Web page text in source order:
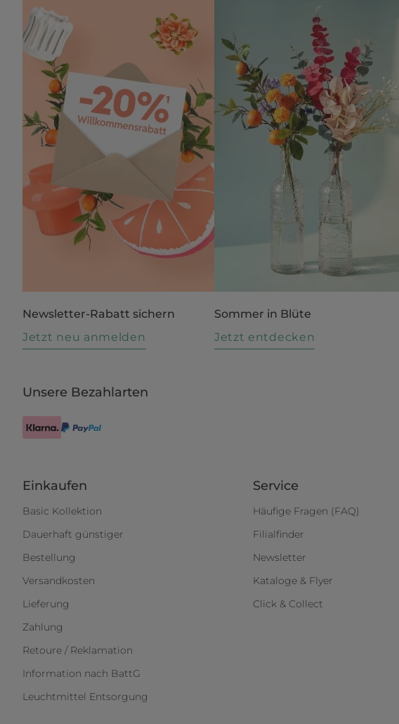
Newsletter-Rabatt sichern
Jetzt neu anmelden
Sommer in Blüte
Jetzt entdecken
Unsere Bezahlarten
Einkaufen
Basic Kollektion
Dauerhaft günstiger
Bestellung
Versandkosten
Lieferung
Zahlung
Retoure / Reklamation
Information nach BattG
Leuchtmittel Entsorgung
Service
Häufige Fragen (FAQ)
Filialfinder
Newsletter
Kataloge & Flyer
Click & Collect